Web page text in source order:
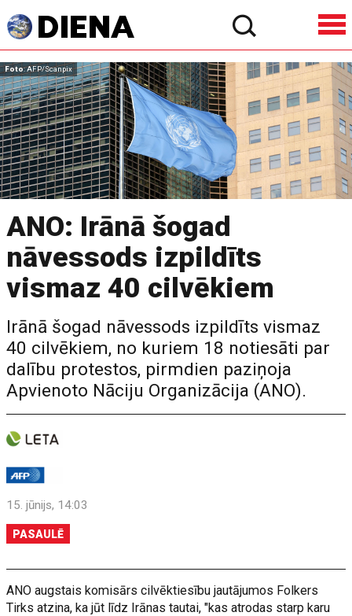
Foto: AFP/Scanpix
ANO: Irānā šogad
nāvessods izpildīts
vismaz 40 cilvēkiem
Irānā šogad nāvessods izpildīts vismaz
40 cilvēkiem, no kuriem 18 notiesāti par
dalību protestos, pirmdien paziņoja
Apvienoto Nāciju Organizācija (ANO).
15. jūnijs, 14:03
PASAULĒ
ANO augstais komisārs cilvēktiesību jautājumos Folkers
Tirks atzina, ka jūt līdz Irānas tautai, "kas atrodas starp karu